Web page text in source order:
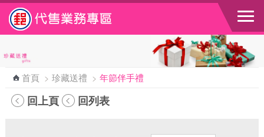
跳到主要內容區塊
首頁 > 珍藏送禮 > 年節伴手禮
回上頁 回列表